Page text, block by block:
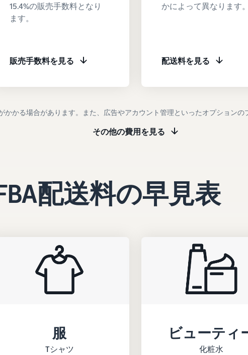
15.4%の販売手数料となり
ます。
販売手数料を見る
かによって異なります。
配送料を見る
かかる場合があります。また、広告やアカウント管理といったオプションの
その他の費用を見る
配送料の早見表
服
Tシャツ
ビューティ
化粧水